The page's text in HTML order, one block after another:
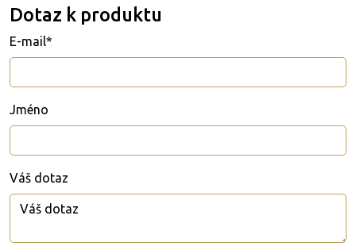
Dotaz k produktu
E-mail*
Jméno
Váš dotaz